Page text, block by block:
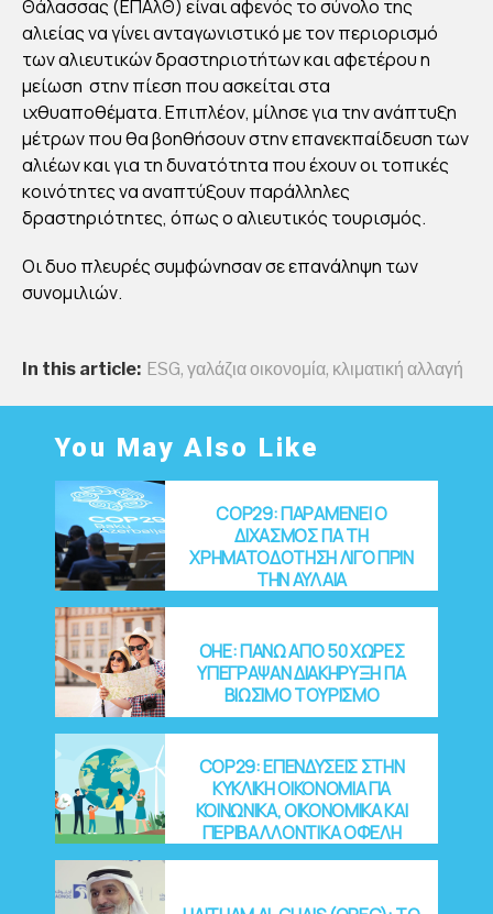
Θάλασσας (ΕΠΑλΘ) είναι αφενός το σύνολο της
αλιείας να γίνει ανταγωνιστικό με τον περιορισμό
των αλιευτικών δραστηριοτήτων και αφετέρου η
μείωση στην πίεση που ασκείται στα
ιχθυαποθέματα. Επιπλέον, μίλησε για την ανάπτυξη
μέτρων που θα βοηθήσουν στην επανεκπαίδευση των
αλιέων και για τη δυνατότητα που έχουν οι τοπικές
κοινότητες να αναπτύξουν παράλληλες
δραστηριότητες, όπως ο αλιευτικός τουρισμός.
Οι δυο πλευρές συμφώνησαν σε επανάληψη των
συνομιλιών.
In this article: ESG, γαλάζια οικονομία, κλιματική αλλαγή
You May Also Like
COP29: ΠΑΡΑΜΕΝΕΙ Ο
ΔΙΧΑΣΜΟΣ ΓΙΑ ΤΗ
ΧΡΗΜΑΤΟΔΟΤΗΣΗ ΛΙΓΟ ΠΡΙΝ
ΤΗΝ ΑΥΛΑΙΑ
OHE: ΠΑΝΩ ΑΠΟ 50 ΧΩΡΕΣ
ΥΠΕΓΡΑΨΑΝ ΔΙΑΚΗΡΥΞΗ ΓΙΑ
ΒΙΩΣΙΜΟ ΤΟΥΡΙΣΜΟ
COP29: EΠΕΝΔΥΣΕΙΣ ΣΤΗΝ
ΚΥΚΛΙΚΗ ΟΙΚΟΝΟΜΙΑ ΓΙΑ
ΚΟΙΝΩΝΙΚΑ, ΟΙΚΟΝΟΜΙΚΑ ΚΑΙ
ΠΕΡΙΒΑΛΛΟΝΤΙΚΑ ΟΦΕΛΗ